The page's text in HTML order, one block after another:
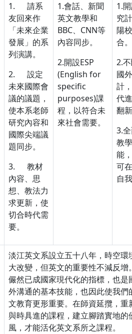
1. 請系
友回來作
「未來企業
發展」的系
列演講。
2. 設定
未來國際會
議的議題，
使本系老師
研究內容和
國際尖端議
題同步。
3. 教材
內容、思
想、教法力
求更新，使
切合時代需
要。
1.會話、新聞
英文教學和
BBC、CNN等
內容同步。
2.開設ESP
(English for
specific
purposes)課
程，以符合未
來社會需要。
1.
究
陽
合。
2.
國
計
代
翻
3.
教
能
可
自
淡江英文系設立五十八年，時空環
大改變，但英文的重要性不減反增
儼然已成國家現代化的指標，也是
外溝通的基本技能，也因此使我們
文教育更形重要。在師資延攬，重
與時具進的課程，建立腳踏實地的
風，才能活化英文系所之課程。